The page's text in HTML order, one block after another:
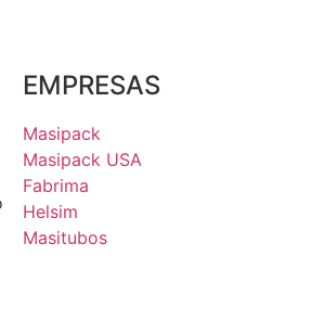
EMPRESAS
Masipack
Masipack USA
Fabrima
Helsim
Masitubos